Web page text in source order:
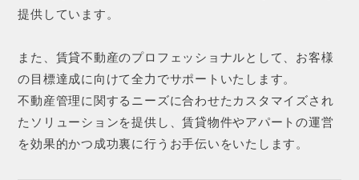
提供しています。
また、賃貸不動産のプロフェッショナルとして、お客様
の目標達成に向けて全力でサポートいたします。
不動産管理に関するニーズに合わせたカスタマイズされ
たソリューションを提供し、賃貸物件やアパートの運営
を効果的かつ成功裏に行うお手伝いをいたします。